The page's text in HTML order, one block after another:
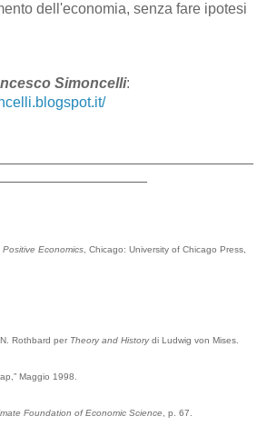
dell'economia, senza fare ipotesi
Simoncelli:
Positive Economics , Chicago: University of Chicago Press,
Rothbard per Theory and Historydi Ludwig von Mises.
Maggio 1998.
Foundation of Economic Science , p. 67.